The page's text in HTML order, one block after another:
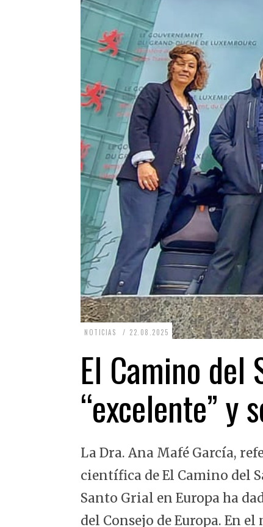
NOTICIAS 22.08.2025 2
.
0
0
2
El Camino
“excelente” y
La Dra. Ana Mafé García,
científica de El Camino del
Santo Grial en Europa ha
del Consejo de Europa. En